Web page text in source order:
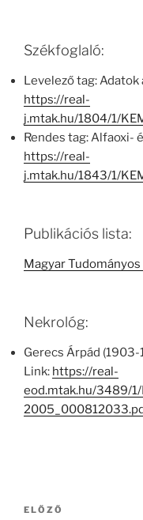
Székfoglaló:
Levelező tag:
https://real-
j.mtak.hu/1804/1/
Rendes tag: Alfaoxi-
https://real-
j.mtak.hu/1843/1/
Publikációs lista:
Magyar
Nekrológ:
Gerecs Árpád (1903-
Link: https://real-
eod.mtak.hu/3489/
Bejegyzés
Korábbi
ELŐZŐ